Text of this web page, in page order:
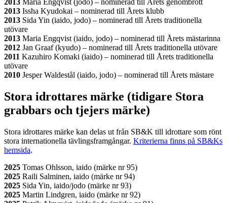
2013 Maria Engqvist (jodo) – nominerad till Årets genombrott
2013 Issha Kyudokai – nominerad till Årets klubb
2013 Sida Yin (iaido, jodo) – nominerad till Årets traditionella
utövare
2013 Maria Engqvist (iaido, jodo) – nominerad till Årets mästarinna
2012 Jan Graaf (kyudo) – nominerad till Årets traditionella utövare
2011 Kazuhiro Komaki (iaido) – nominerad till Årets traditionella
utövare
2010 Jesper Waldestål (iaido, jodo) – nominerad till Årets mästare
Stora idrottares märke (tidigare Stora
grabbars och tjejers märke)
Stora idrottares märke kan delas ut från SB&K till idrottare som rönt
stora internationella tävlingsframgångar. Kriterierna finns på SB&Ks
hemsida.
2025 Tomas Ohlsson, iaido (märke nr 95)
2025 Raili Salminen, iaido (märke nr 94)
2025 Sida Yin, iaido/jodo (märke nr 93)
2025 Martin Lindgren, iaido (märke nr 92)